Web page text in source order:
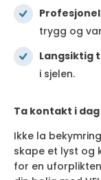
trygg og
Langsiktig
i sjelen.
Ta kontakt i
Ikke la
skape et lyst og
for en